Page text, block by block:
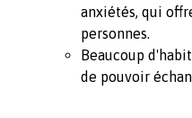
anxiétés, qui
personnes.
Beaucoup
de pouvoir